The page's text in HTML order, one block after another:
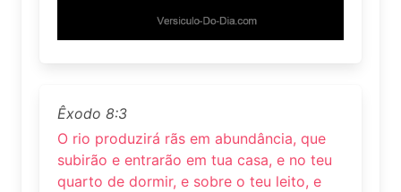
Êxodo 8:3
O rio produzirá rãs em abundância, que
subirão e entrarão em tua casa, e no teu
quarto de dormir, e sobre o teu leito, e